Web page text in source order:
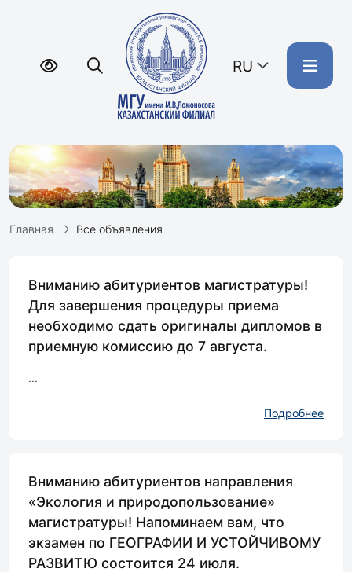
RU
Главная Все объявления
Вниманию абитуриентов магистратуры!
Для завершения процедуры приема
необходимо сдать оригиналы дипломов в
приемную комиссию до 7 августа.
...
Подробнее
Вниманию абитуриентов направления
«Экология и природопользование»
магистратуры! Напоминаем вам, что
экзамен по ГЕОГРАФИИ И УСТОЙЧИВОМУ
РАЗВИТЮ состоится 24 июля.